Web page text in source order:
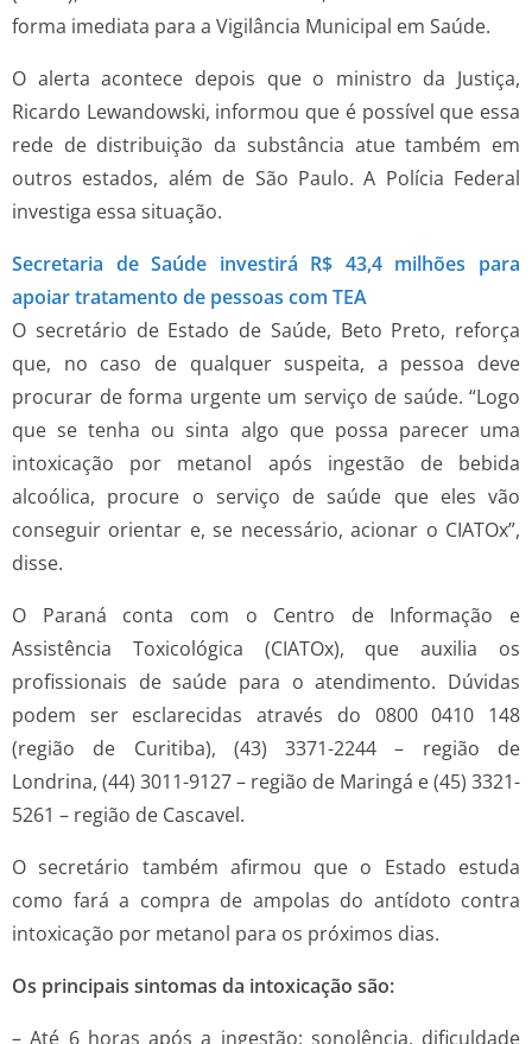
forma imediata para a Vigilância Municipal em Saúde.
O alerta acontece depois que o ministro da Justiça,
Ricardo Lewandowski, informou que é possível que essa
rede de distribuição da substância atue também em
outros estados, além de São Paulo. A Polícia Federal
investiga essa situação.
Secretaria de Saúde investirá R$ 43,4 milhões para
apoiar tratamento de pessoas com TEA
O secretário de Estado de Saúde, Beto Preto, reforça
que, no caso de qualquer suspeita, a pessoa deve
procurar de forma urgente um serviço de saúde. “Logo
que se tenha ou sinta algo que possa parecer uma
intoxicação por metanol após ingestão de bebida
alcoólica, procure o serviço de saúde que eles vão
conseguir orientar e, se necessário, acionar o CIATOx”,
disse.
O Paraná conta com o Centro de Informação e
Assistência Toxicológica (CIATOx), que auxilia os
profissionais de saúde para o atendimento. Dúvidas
podem ser esclarecidas através do 0800 0410 148
(região de Curitiba), (43) 3371-2244 – região de
Londrina, (44) 3011-9127 – região de Maringá e (45) 3321-
5261 – região de Cascavel.
O secretário também afirmou que o Estado estuda
como fará a compra de ampolas do antídoto contra
intoxicação por metanol para os próximos dias.
Os principais sintomas da intoxicação são:
– Até 6 horas após a ingestão: sonolência, dificuldade